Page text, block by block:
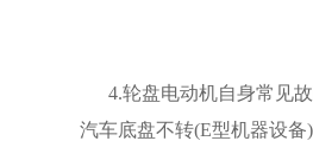
4.轮盘电动机自身常见故
汽车底盘不转(E型机器设